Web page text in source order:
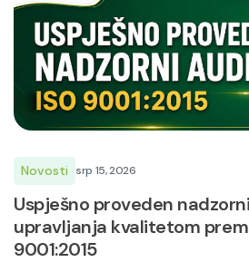
Novosti srp 15, 2026
Uspješno proveden
upravljanja kvalitetom
9001:2015